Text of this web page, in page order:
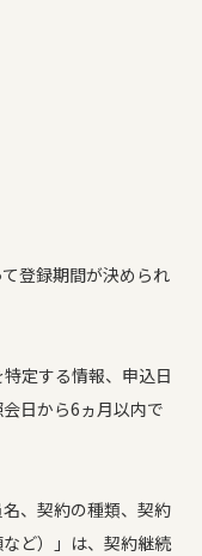
登録期間が決められ
定する情報、申込日
日から6ヵ月以内で
、契約の種類、契約
ど）」は、契約継続